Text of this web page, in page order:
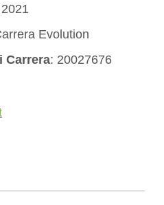
Evolution
Carrera: 20027676